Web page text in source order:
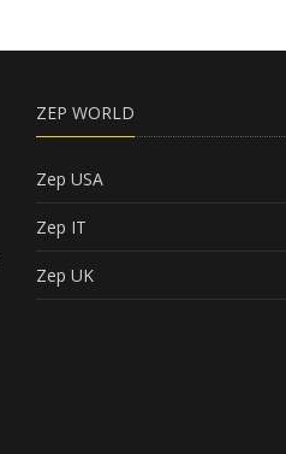
ZEP WORLD
Zep USA
Zep IT
Zep UK